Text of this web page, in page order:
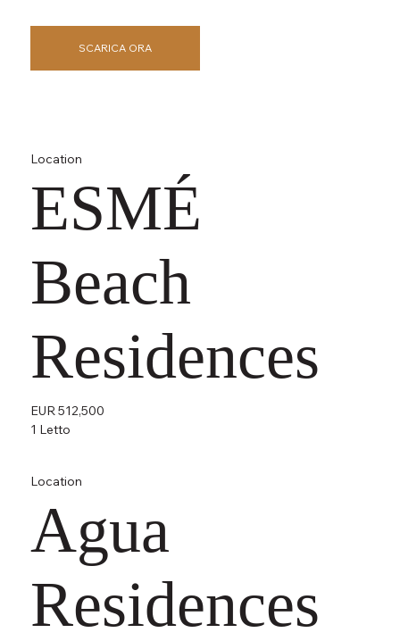
SCARICA ORA
EUR 512,500
Location
ESMÉ
Beach
Residences
1 Letto
Location
Agua
Residences